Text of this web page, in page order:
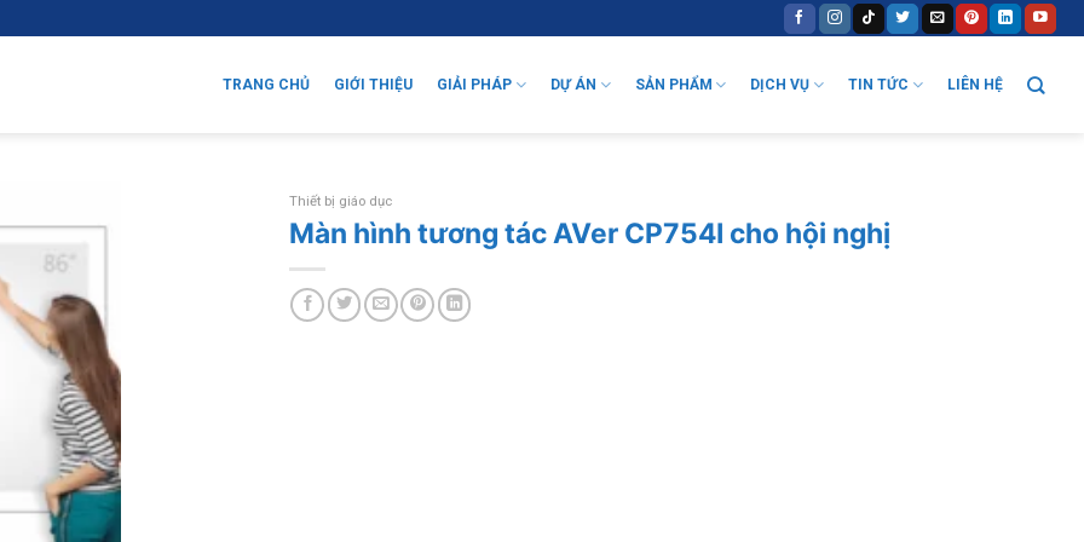
TRANG CHỦ GIỚI THIỆU GIẢI PHÁP DỰ ÁN SẢN PHẨM DỊCH VỤ TIN TỨC LIÊN HỆ
Thiết bị giáo dục
Màn hình tương tác AVer CP754I cho hội nghị